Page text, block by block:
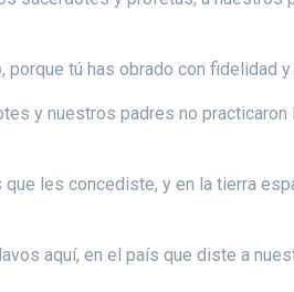
tú has obrado con fidelidad
y nuestros padres no
les concediste, y en la tierra
aquí, en el país que diste a